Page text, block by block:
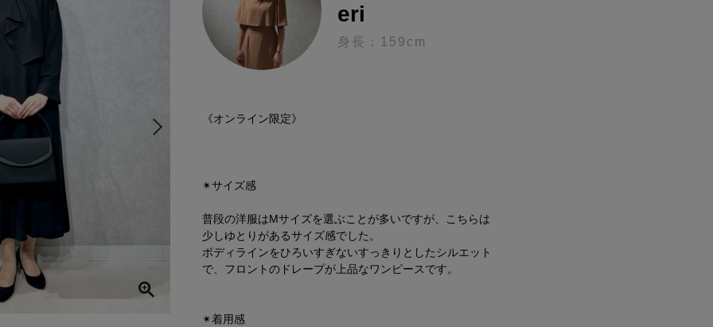
eri
身長：159cm
《オンライン限定》
✴︎サイズ感
普段の洋服はMサイズを選ぶことが多いですが、こちらは
少しゆとりがあるサイズ感でした。
ボディラインをひろいすぎないすっきりとしたシルエット
で、フロントのドレープが上品なワンピースです。
✴︎着用感